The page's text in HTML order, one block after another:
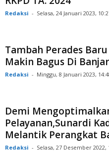
Redaksi - Selasa, 24 Januari 2023,
Tambah Perades
Makin Bagus Di
Redaksi - Minggu, 8 Januari 2023,
Demi
Pelayanan,Sunardi
Melantik Perangkat
Redaksi - Selasa, 27 Desember 2022,